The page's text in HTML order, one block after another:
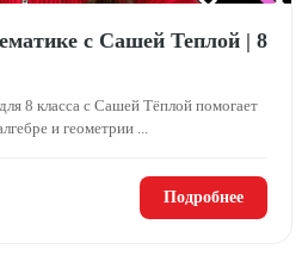
с Сашей Теплой | 8
8 класса с Сашей Тёплой помогает
и геометрии ...
Подробнее